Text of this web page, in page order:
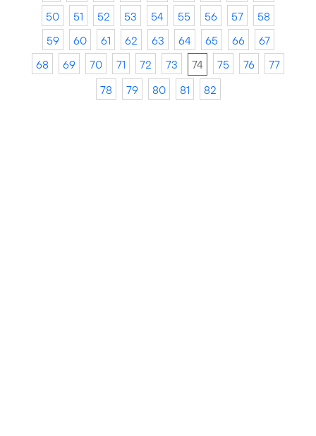
50
51 52 53 54 55 56 57
58
59
60 61 62 63 64 65 66
67
68
69 70 71 72 73 74 75 76
77
78
79 80 81 82